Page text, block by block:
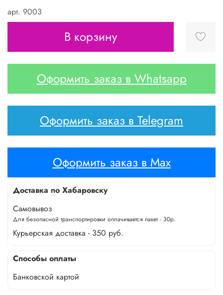
арт. 9003
В корзину
Оформить заказ в Whatsapp
Оформить заказ в Telegram
Оформить заказ в Max
Доставка по Хабаровску
Самовывоз
Для безопасной транспортировки оплачивается пакет - 30р.
Курьерская доставка - 350 руб.
Способы оплаты
Банковской картой